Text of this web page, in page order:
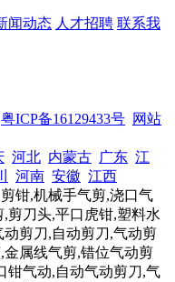
闻动态 人才招聘 联系我
粤ICP备16129433号 网站
河北 内蒙古 广东 江
河南 安徽 江西
钳,机械手气剪,浇口气
剪刀头,平口虎钳,塑料水
剪刀,自动剪刀,气动剪
属线气剪,错位气动剪
钳气动,自动气动剪刀,气